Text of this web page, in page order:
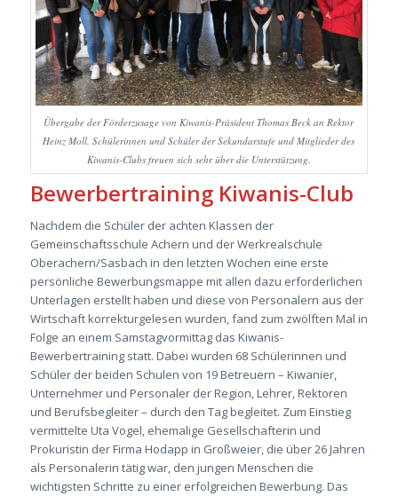
Übergabe der Förderzusage von Kiwanis-Präsident Thomas Beck an Rektor
Heinz Moll. Schülerinnen und Schüler der Sekundarstufe und Mitglieder des
Kiwanis-Clubs freuen sich sehr über die Unterstützung.
Bewerbertraining Kiwanis-Club
Nachdem die Schüler der achten Klassen der
Gemeinschaftsschule Achern und der Werkrealschule
Oberachern/Sasbach in den letzten Wochen eine erste
persönliche Bewerbungsmappe mit allen dazu erforderlichen
Unterlagen erstellt haben und diese von Personalern aus der
Wirtschaft korrekturgelesen wurden, fand zum zwölften Mal in
Folge an einem Samstagvormittag das Kiwanis-
Bewerbertraining statt. Dabei wurden 68 Schülerinnen und
Schüler der beiden Schulen von 19 Betreuern – Kiwanier,
Unternehmer und Personaler der Region, Lehrer, Rektoren
und Berufsbegleiter – durch den Tag begleitet. Zum Einstieg
vermittelte Uta Vogel, ehemalige Gesellschafterin und
Prokuristin der Firma Hodapp in Großweier, die über 26 Jahren
als Personalerin tätig war, den jungen Menschen die
wichtigsten Schritte zu einer erfolgreichen Bewerbung. Das